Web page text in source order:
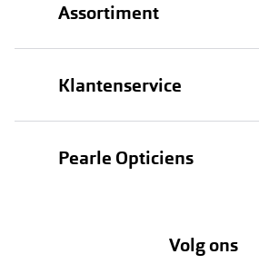
Assortiment
Klantenservice
Verzending
Hier de overeenkomst ontbinden
Pearle Opticiens
Volg ons